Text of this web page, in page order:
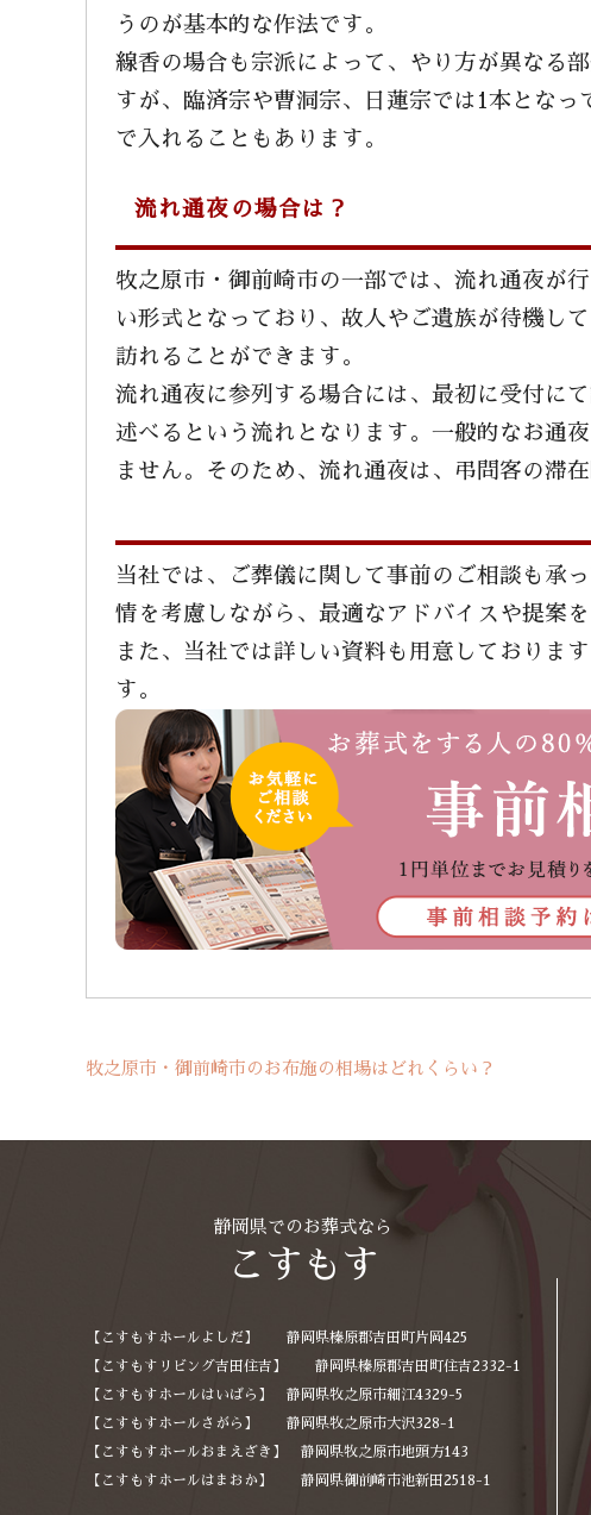
うのが基本的な作法です。
線香の場合も宗派によって、やり方が異なる
すが、臨済宗や曹洞宗、日蓮宗では1本となっ
で入れることもあります。
流れ通夜の場合は？
牧之原市・御前崎市の一部では、流れ通夜が
い形式となっており、故人やご遺族が待機し
訪れることができます。
流れ通夜に参列する場合には、最初に受付に
述べるという流れとなります。一般的なお通
ません。そのため、流れ通夜は、弔問客の滞
当社では、ご葬儀に関して事前のご相談も承
情を考慮しながら、最適なアドバイスや提案
また、当社では詳しい資料も用意しておりま
す。
牧之原市・御前崎市のお布施の相場はどれくらい？
静岡県でのお葬式なら
こすもす
【こすもすホールよしだ】 静岡県榛原郡吉田町片岡425
【こすもすリビング吉田住吉】 静岡県榛原郡吉田町住吉2332-1
【こすもすホールはいばら】 静岡県牧之原市細江4329-5
【こすもすホールさがら】 静岡県牧之原市大沢328-1
【こすもすホールおまえざき】 静岡県牧之原市地頭方143
【こすもすホールはまおか】 静岡県御前崎市池新田2518-1